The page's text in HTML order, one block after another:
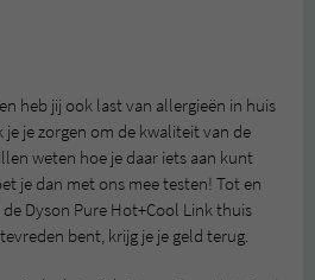
heb jij ook last van allergieën in huis
je je zorgen om de kwaliteit van de
weten hoe je daar iets aan kunt
je dan met ons mee testen! Tot en
Dyson Pure Hot+Cool Link thuis
bent, krijg je je geld terug.